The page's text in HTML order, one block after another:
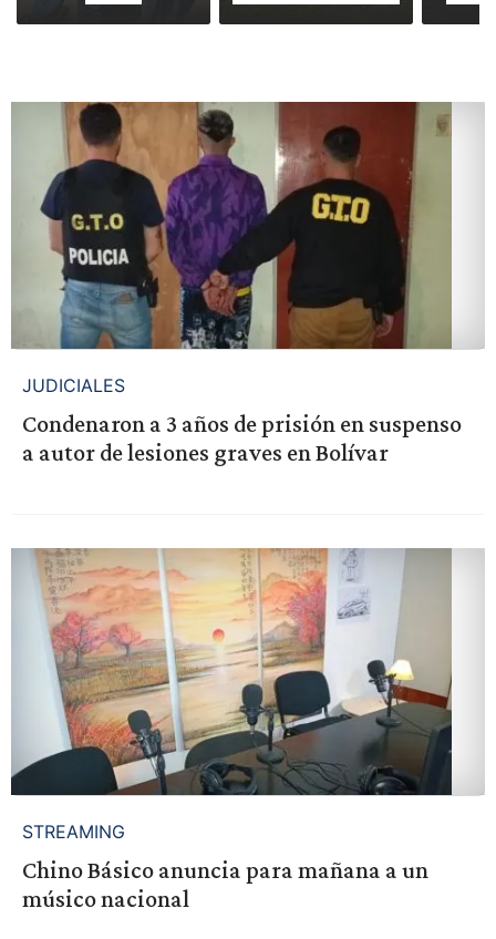
JUDICIALES
Condenaron a 3 años de prisión en suspenso
a autor de lesiones graves en Bolívar
STREAMING
Chino Básico anuncia para mañana a un
músico nacional